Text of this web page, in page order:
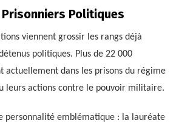
Politiques
viennent grossir les rangs déjà
politiques. Plus de 22 000
actuellement dans les prisons du régime
leurs actions contre le pouvoir militaire.
personnalité emblématique : la lauréate